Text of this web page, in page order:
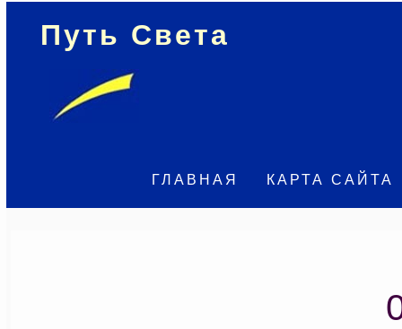
Путь Света
ГЛАВНАЯ КАРТА САЙТА